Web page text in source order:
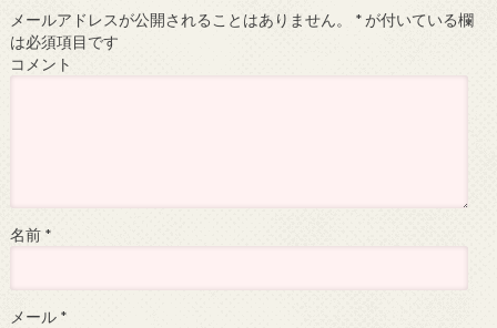
メールアドレスが公開されることはありません。 *が付いている欄
は必須項目です
コメント
名前 *
メール *